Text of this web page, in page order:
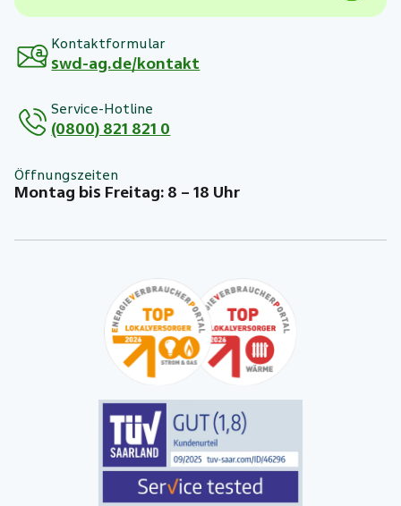
Kontaktformular
swd-ag.de/kontakt
Service-Hotline
(0800) 821 821 0
Öffnungszeiten
Montag bis Freitag: 8 – 18 Uhr